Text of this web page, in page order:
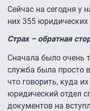
Сейчас на сегодня у
них 355 юридических
Страх – обратная
Сначала было очень
служба была просто
что говорить, куда
юридический отдел
документов на